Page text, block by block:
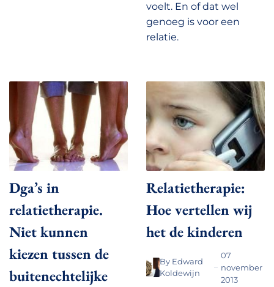
voelt. En of dat wel
genoeg is voor een
relatie.
Dga’s in
relatietherapie.
Niet kunnen
kiezen tussen de
buitenechtelijke
Relatietherapie:
Hoe vertellen wij
het de kinderen
By Edward
Koldewijn
07
november
2013